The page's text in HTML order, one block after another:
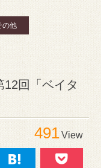
の他
12回「ベイタ
491View